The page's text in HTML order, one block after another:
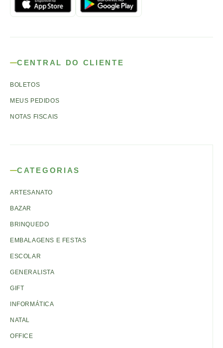
CENTRAL DO CLIENTE
BOLETOS
MEUS PEDIDOS
NOTAS FISCAIS
CATEGORIAS
ARTESANATO
BAZAR
BRINQUEDO
EMBALAGENS E FESTAS
ESCOLAR
GENERALISTA
GIFT
INFORMÁTICA
NATAL
OFFICE